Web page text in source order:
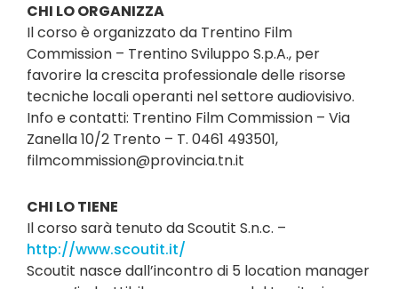
CHI LO ORGANIZZA
Il corso è organizzato da Trentino Film
Commission – Trentino Sviluppo S.p.A., per
favorire la crescita professionale delle risorse
tecniche locali operanti nel settore audiovisivo.
Info e contatti: Trentino Film Commission – Via
Zanella 10/2 Trento – T. 0461 493501,
filmcommission@provincia.tn.it
CHI LO TIENE
Il corso sarà tenuto da Scoutit S.n.c. –
http://www.scoutit.it/
Scoutit nasce dall’incontro di 5 location manager